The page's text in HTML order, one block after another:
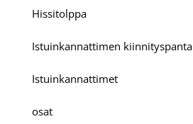
Hissitolppa
Istuinkannattimen kiinnityspanta
Istuinkannattimet
osat